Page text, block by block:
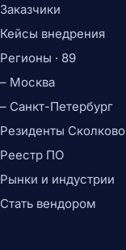
Заказчики
Кейсы внедрения
Регионы · 89
– Москва
– Санкт-Петербург
Резиденты Сколково
Реестр ПО
Рынки и индустрии
Стать вендором